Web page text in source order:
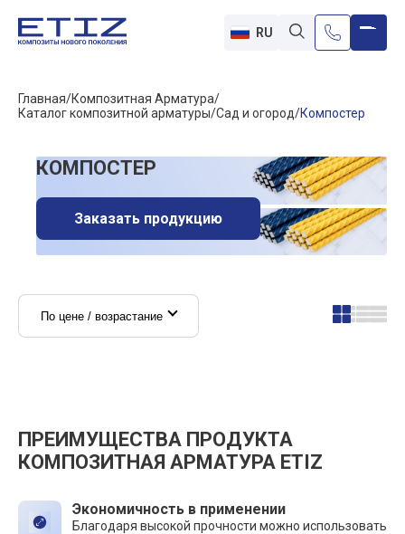
RU
Главная Композитная Арматура
Каталог композитной арматуры Сад и огород Компостер
КОМПОСТЕР
Заказать продукцию
ПРЕИМУЩЕСТВА ПРОДУКТА
КОМПОЗИТНАЯ АРМАТУРА ETIZ
Экономичность в применении
Благодаря высокой прочности можно использовать